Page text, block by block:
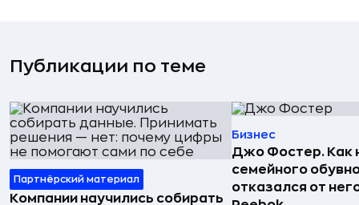
Публикации по теме
Партнёрский материал
Компании научились собирать
Бизнес
Джо Фостер. Как
семейного
отказался от